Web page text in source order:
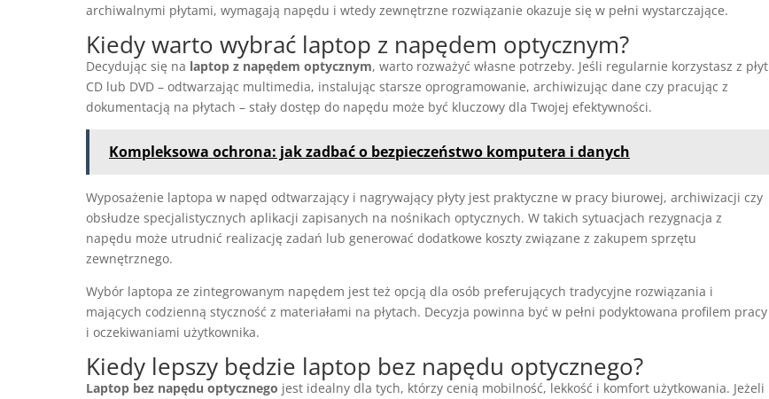
archiwalnymi płytami, wymagają napędu i wtedy zewnętrzne rozwiązanie okazuje się w pełni wystarczające.
Kiedy warto wybrać laptop z napędem optycznym?
Decydując się na laptop z napędem optycznym, warto rozważyć własne potrzeby. Jeśli regularnie korzystasz z płyt
CD lub DVD – odtwarzając multimedia, instalując starsze oprogramowanie, archiwizując dane czy pracując z
dokumentacją na płytach – stały dostęp do napędu może być kluczowy dla Twojej efektywności.
Kompleksowa ochrona: jak zadbać o bezpieczeństwo komputera i danych
Wyposażenie laptopa w napęd odtwarzający i nagrywający płyty jest praktyczne w pracy biurowej, archiwizacji czy
obsłudze specjalistycznych aplikacji zapisanych na nośnikach optycznych. W takich sytuacjach rezygnacja z
napędu może utrudnić realizację zadań lub generować dodatkowe koszty związane z zakupem sprzętu
zewnętrznego.
Wybór laptopa ze zintegrowanym napędem jest też opcją dla osób preferujących tradycyjne rozwiązania i
mających codzienną styczność z materiałami na płytach. Decyzja powinna być w pełni podyktowana profilem pracy
i oczekiwaniami użytkownika.
Kiedy lepszy będzie laptop bez napędu optycznego?
Laptop bez napędu optycznego jest idealny dla tych, którzy cenią mobilność, lekkość i komfort użytkowania. Jeżeli